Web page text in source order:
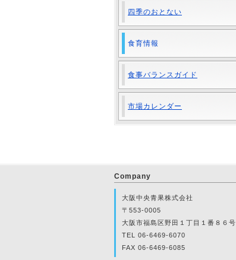
四季のおとない
食育情報
食事バランスガイド
市場カレンダー
Company
大阪中央青果株式会社
〒553-0005
大阪市福島区野田１丁目１番８６号
TEL 06-6469-6070
FAX 06-6469-6085